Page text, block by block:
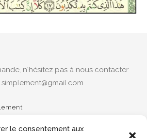
le consentement aux
n'hésitez pas à nous contacter